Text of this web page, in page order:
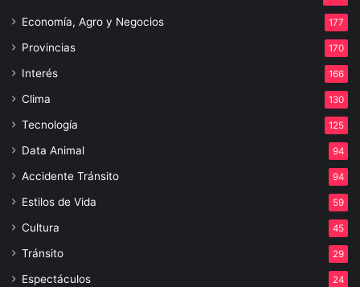
Economía, Agro y Negocios 177
Provincias 170
Interés 166
Clima 130
Tecnología 125
Data Animal 94
Accidente Tránsito 94
Estilos de Vida 59
Cultura 45
Tránsito 29
Espectáculos 24